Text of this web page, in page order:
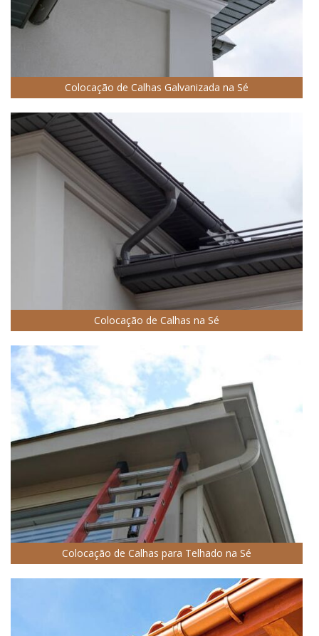
Colocação de Calhas Galvanizada na Sé
Colocação de Calhas na Sé
Colocação de Calhas para Telhado na Sé